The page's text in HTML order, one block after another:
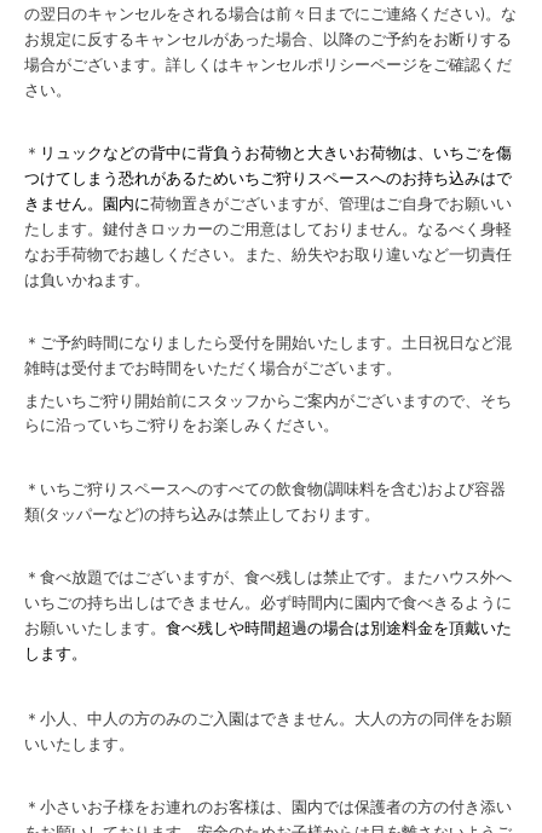
の翌日のキャンセルをされる場合は前々日までにご連絡ください)。な
お規定に反するキャンセルがあった場合、以降のご予約をお断りする
場合がございます。 詳しくはキャンセルポリシーページをご確認くだ
さい。
＊ リュックなどの背中に背負うお荷物と大きいお荷物は、いちごを傷
つけてしまう恐れがあるためいちご狩りスペースへのお持ち込みはで
きません。園内に荷物置きがございますが、管理はご自身でお願いい
たします。鍵付きロッカーのご用意はしておりません。なるべく身軽
なお手荷物でお越しください。また、紛失やお取り違いなど一切責任
は負いかねます。
＊ご予約時間になりましたら受付を開始いたします。土日祝日など混
雑時は受付までお時間をいただく場合がございます。
またいちご狩り開始前にスタッフからご案内がございますので、そち
らに沿っていちご狩りをお楽しみください。
＊いちご狩りスペースへのすべての飲食物(調味料を含む)および容器
類(タッパーなど)の持ち込みは禁止しております。
＊食べ放題ではございますが、食べ残しは禁止です。またハウス外へ
いちごの持ち出しはできません。必ず時間内に園内で食べきるように
お願いいたします。 食べ残しや時間超過の場合は別途料金を頂戴いた
します。
＊小人、中人の方のみのご入園はできません。大人の方の同伴をお願
いいたします。
＊小さいお子様をお連れのお客様は、園内では保護者の方の付き添い